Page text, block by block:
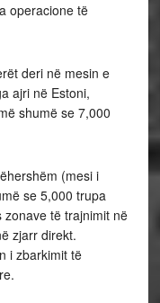
operacione të
deri në mesin e
ajri në Estoni,
shumë se 7,000
(mesi i
se 5,000 trupa
të trajnimit në
zjarr direkt.
i zbarkimit të